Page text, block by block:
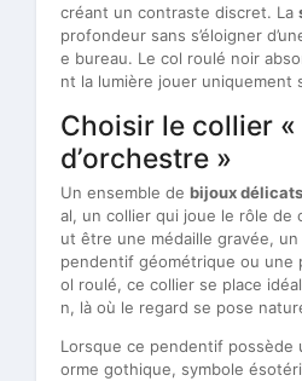
créant un contraste discret. La
profondeur sans s’éloigner
e bureau. Le col roulé noir
nt la lumière jouer uniquement
Choisir le collier
d’orchestre »
Un ensemble de bijoux délicats
al, un collier qui joue le rôle de
ut être une médaille gravée,
pendentif géométrique ou une
ol roulé, ce collier se place
n, là où le regard se pose
Lorsque ce pendentif
orme gothique, symbole